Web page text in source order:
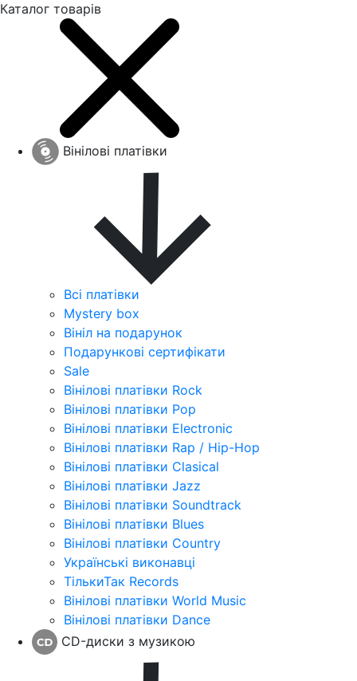
Каталог товарів
Вінілові платівки
Всі платівки
Mystery box
Вініл на подарунок
Подарункові сертифікати
Sale
Вінілові платівки Rock
Вінілові платівки Pop
Вінілові платівки Electronic
Вінілові платівки Rap / Hip-Hop
Вінілові платівки Clasical
Вінілові платівки Jazz
Вінілові платівки Soundtrack
Вінілові платівки Blues
Вінілові платівки Country
Українські виконавці
ТількиТак Records
Вінілові платівки World Music
Вінілові платівки Dance
CD-диски з музикою